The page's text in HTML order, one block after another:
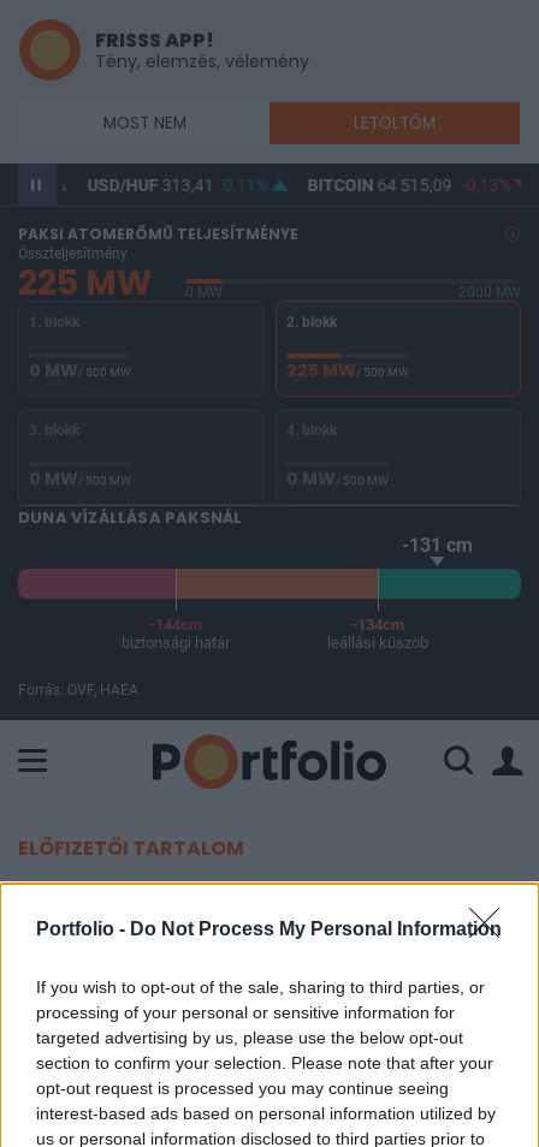
Portfolio - Do Not Process My Personal Information
If you wish to opt-out of the sale, sharing to third parties, or
processing of your personal or sensitive information for
targeted advertising by us, please use the below opt-out
section to confirm your selection. Please note that after your
opt-out request is processed you may continue seeing
interest-based ads based on personal information utilized by
us or personal information disclosed to third parties prior to
FRISSS APP!
Tény, elemzés, vélemény
MOST NEM LETÖLTÖM
USD/HUF313,41 0,11% BITCOIN64 515,09 -0,13%
PAKSI ATOMERŐMŰ TELJESÍTMÉNYE
Összteljesítmény
225 MW 0 MW
2000 MW
1. blokk
0 MW/ 500 MW
2. blokk
225 MW/ 500 MW
3. blokk
0 MW/ 500 MW
4. blokk
0 MW/ 500 MW
DUNA VÍZÁLLÁSA PAKSNÁL
-131 cm
-144cm
biztonsági határ
-134cm
leállási küszöb
Forrás: OVF, HAEA
ELŐFIZETŐI TARTALOM
cserélt
2014. október 13. 20:36
A Libri-Shopline és a Közép-Európai Média
(CEMP) csoport stratégiai együttműködésének